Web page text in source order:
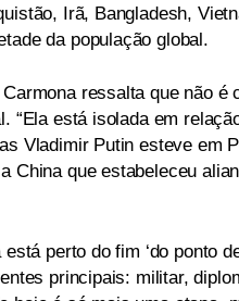
Irã, Bangladesh,
da população global.
ressalta que não é
“Ela está isolada em
Vladimir Putin esteve em
China que estabeleceu
perto do fim ‘do ponto
principais: militar,